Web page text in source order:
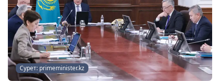
Сурет: primeminister.kz